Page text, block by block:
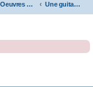
Oeuvres à la loupe Une guitare pour Scarlatti